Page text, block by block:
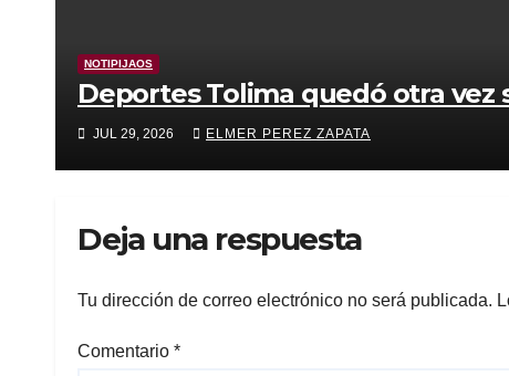
NOTIPIJAOS
Deportes Tolima quedó otra vez
JUL 29, 2026 ELMER PEREZ ZAPATA
Deja una respuesta
Tu dirección de correo electrónico no será publicada.
Comentario *